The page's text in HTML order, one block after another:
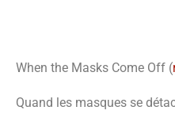
When the Masks Come Off (
Quand les masques se